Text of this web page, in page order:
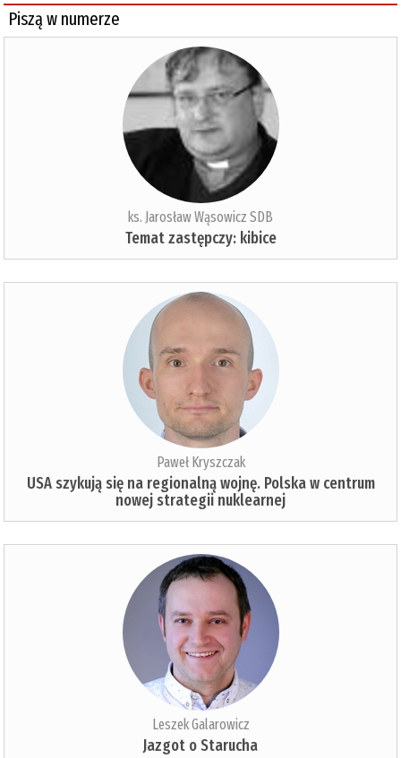
Piszą w numerze
ks. Jarosław Wąsowicz SDB
Temat zastępczy: kibice
Paweł Kryszczak
USA szykują się na regionalną wojnę. Polska w centrum
nowej strategii nuklearnej
Leszek Galarowicz
Jazgot o Starucha